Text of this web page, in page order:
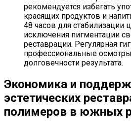
рекомендуется избегать
красящих продуктов и
48 часов для стабилизации
исключения пигментации
реставрации. Регулярная
профессиональные
долговечности результата.
Экономика и
эстетических
полимеров в южных